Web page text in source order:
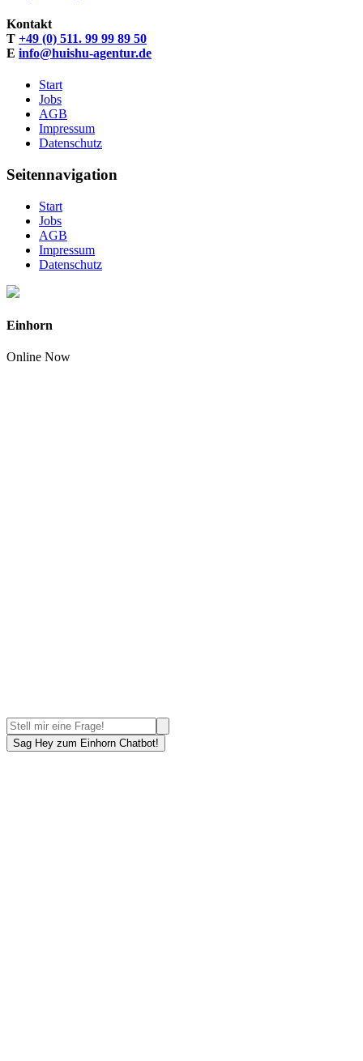
Kontakt
T +49 (0) 511. 99 99 89 50
E info@huishu-agentur.de
Start
Jobs
AGB
Impressum
Datenschutz
Seitennavigation
Start
Jobs
AGB
Impressum
Datenschutz
Einhorn
Online Now
Sag Hey zum Einhorn Chatbot!